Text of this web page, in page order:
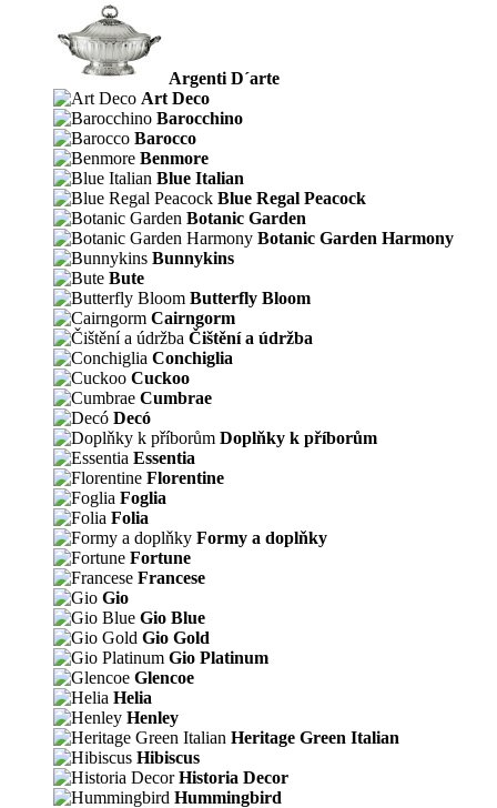
Argenti D´arte
Art Deco
Barocchino
Barocco
Benmore
Blue Italian
Blue Regal Peacock
Botanic Garden
Botanic Garden Harmony
Bunnykins
Bute
Butterfly Bloom
Cairngorm
Čištění a údržba
Conchiglia
Cuckoo
Cumbrae
Decó
Doplňky k příborům
Essentia
Florentine
Foglia
Folia
Formy a doplňky
Fortune
Francese
Gio
Gio Blue
Gio Gold
Gio Platinum
Glencoe
Helia
Henley
Heritage Green Italian
Hibiscus
Historia Decor
Hummingbird